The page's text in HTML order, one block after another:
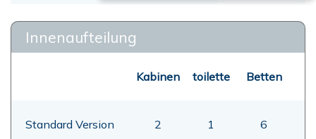
Innenaufteilung
Kabinen toilette Betten
Standard Version 2 1 6